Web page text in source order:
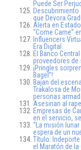
Puede Ser
que Devora
Alerta en
“Come Carne”
Influencers
Era Digital
El Banco
proveedores de
¡Pringles
Bagel”!
Bajan del
Trakalosa de
personas
Asesinan al
Empresas de
en el servicio,
“La misión
espera de un
Título:
el Maratón de la